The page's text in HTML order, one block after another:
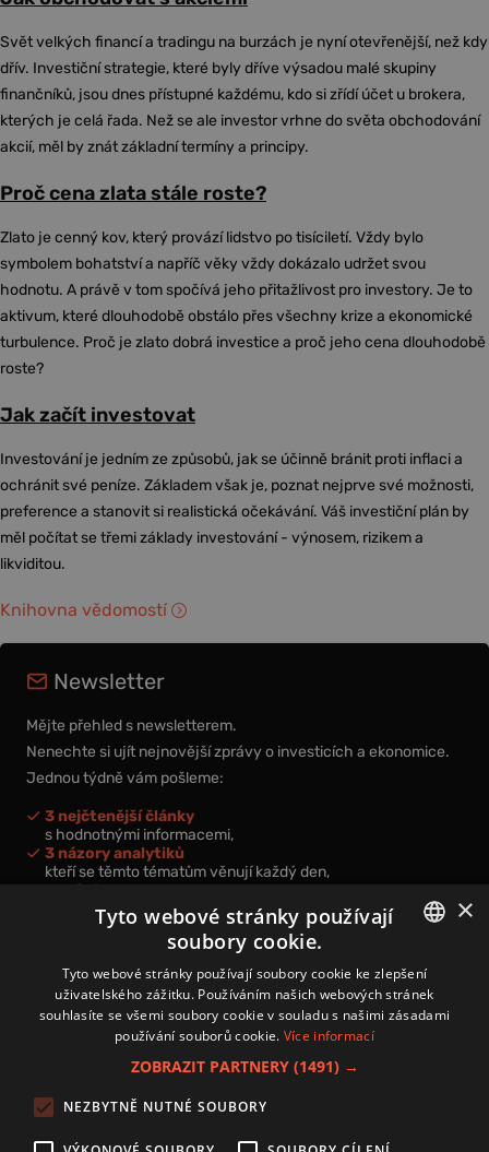
Svět velkých financí a tradingu na burzách je nyní otevřenější, než kdy
dřív. Investiční strategie, které byly dříve výsadou malé skupiny
finančníků, jsou dnes přístupné každému, kdo si zřídí účet u brokera,
kterých je celá řada. Než se ale investor vrhne do světa obchodování
akcií, měl by znát základní termíny a principy.
Proč cena zlata stále roste?
Zlato je cenný kov, který provází lidstvo po tisíciletí. Vždy bylo
symbolem bohatství a napříč věky vždy dokázalo udržet svou
hodnotu. A právě v tom spočívá jeho přitažlivost pro investory. Je to
aktivum, které dlouhodobě obstálo přes všechny krize a ekonomické
turbulence. Proč je zlato dobrá investice a proč jeho cena dlouhodobě
roste?
Jak začít investovat
Investování je jedním ze způsobů, jak se účinně bránit proti inflaci a
ochránit své peníze. Základem však je, poznat nejprve své možnosti,
preference a stanovit si realistická očekávání. Váš investiční plán by
měl počítat se třemi základy investování - výnosem, rizikem a
likviditou.
Knihovna vědomostí
Newsletter
Mějte přehled s newsletterem.
Nenechte si ujít nejnovější zprávy o investicích a ekonomice.
Jednou týdně vám pošleme:
3 nejčtenější články
s hodnotnými informacemi,
3 názory analytiků
kteří se těmto tématům věnují každý den,
nová videa a podcasty
k prohloubení vašich znalostí.
Přihlášením k newsletteru vyjadřujete svůj souhlas spodmínkami
zpracování osobních údajů.
Zásady používání souborů cookies
CZECH
×
Tyto webové stránky používají
soubory cookie.
Tyto webové stránky používají soubory cookie ke zlepšení
uživatelského zážitku. Používáním našich webových stránek
souhlasíte se všemi soubory cookie v souladu s našimi zásadami
používání souborů cookie. Více informací
ZOBRAZIT PARTNERY (1491) →
NEZBYTNĚ NUTNÉ SOUBORY